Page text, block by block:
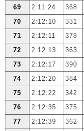
69
2:11:24 368
70
2:12:10 331
71
2:12:11 378
72
2:12:13 363
73
2:12:17 390
74
2:12:20 384
75
2:12:22 342
76
2:12:35 375
77
2:12:39 362